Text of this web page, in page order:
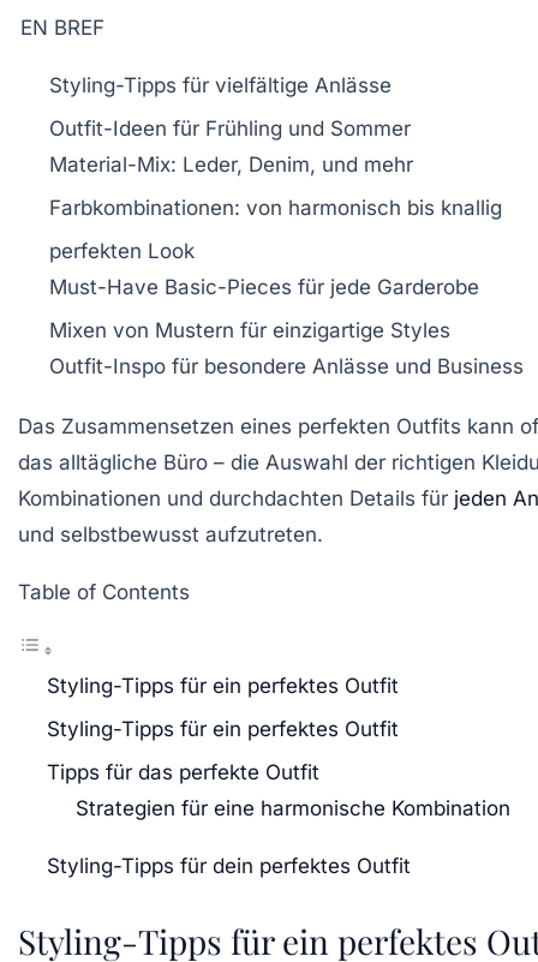
EN BREF
Styling-Tipps für vielfältige Anlässe
Outfit-Ideen für Frühling und Sommer
Material-Mix: Leder, Denim, und mehr
Farbkombinationen: von harmonisch bis knallig
perfekten Look
Must-Have Basic-Pieces für jede Garderobe
Mixen von Mustern für einzigartige Styles
Outfit-Inspo für besondere Anlässe und Business
Das Zusammensetzen eines perfekten Outfits kann
das alltägliche Büro – die Auswahl der richtigen
Kombinationen und durchdachten Details für jeden
und selbstbewusst aufzutreten.
Table of Contents
Styling-Tipps für ein perfektes Outfit
Styling-Tipps für ein perfektes Outfit
Tipps für das perfekte Outfit
Strategien für eine harmonische Kombination
Styling-Tipps für dein perfektes Outfit
Styling-Tipps für ein perfektes